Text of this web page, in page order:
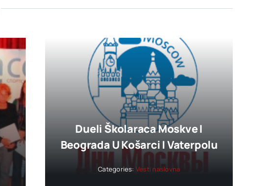
Dueli Školaraca Moskve I
Beograda U Košarci I Vaterpolu
Categories: Vesti naslovna